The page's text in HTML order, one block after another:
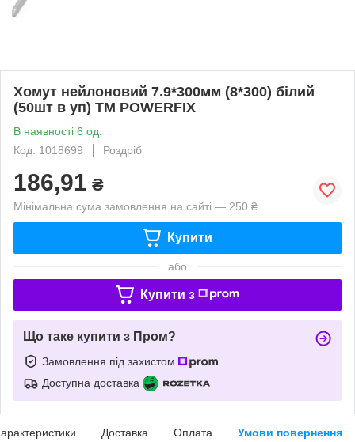
Хомут нейлоновий 7.9*300мм (8*300) білий
(50шт в уп) ТМ POWERFIX
В наявності 6 од.
Код: 1018699
Роздріб
186,91 ₴
Мінімальна сума замовлення на сайті — 250 ₴
Купити
або
Купити з
Що таке купити з Пром?
Замовлення під захистом
Доступна доставка
Доставка Оплата Умови повернення